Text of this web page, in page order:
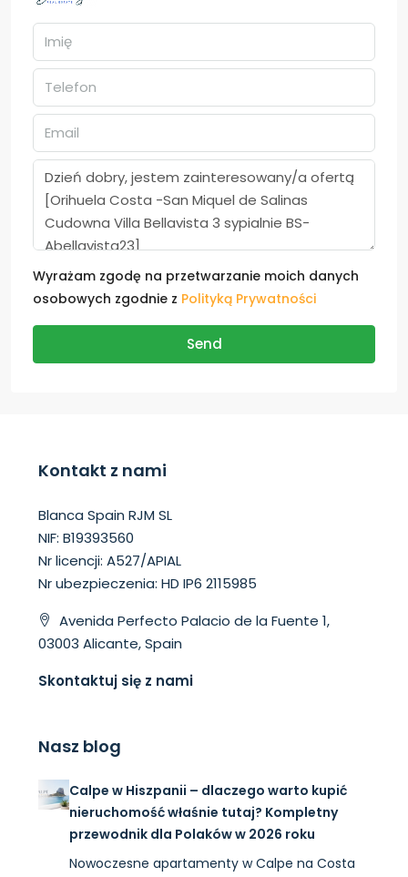
Wyrażam zgodę na przetwarzanie moich danych
osobowych zgodnie z Polityką Prywatności
Send
Kontakt z nami
Blanca Spain RJM SL
NIF: B19393560
Nr licencji: A527/APIAL
Nr ubezpieczenia: HD IP6 2115985
Avenida Perfecto Palacio de la Fuente 1,
03003 Alicante, Spain
Skontaktuj się z nami
Nasz blog
Calpe w Hiszpanii – dlaczego warto kupić
nieruchomość właśnie tutaj? Kompletny
przewodnik dla Polaków w 2026 roku
Nowoczesne apartamenty w Calpe na Costa